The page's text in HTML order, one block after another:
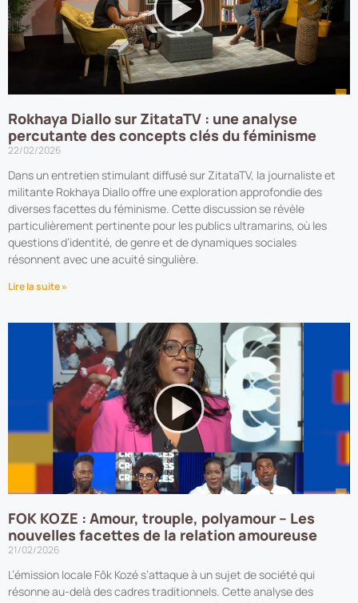
Rokhaya Diallo sur ZitataTV : une analyse
percutante des concepts clés du féminisme
22/02/2026
Dans un entretien stimulant diffusé sur ZitataTV, la journaliste et
militante Rokhaya Diallo offre une exploration approfondie des
diverses facettes du féminisme. Cette discussion se révèle
particulièrement pertinente pour les publics ultramarins, où les
questions d’identité, de genre et de dynamiques sociales
résonnent avec une acuité singulière.
Lire la suite »
FOK KOZE : Amour, trouple, polyamour – Les
nouvelles facettes de la relation amoureuse
21/02/2026
L’émission locale Fôk Kozé s’attaque à un sujet de société qui
résonne au-delà des cadres traditionnels. Cette analyse des